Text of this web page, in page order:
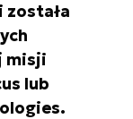
misji
lub